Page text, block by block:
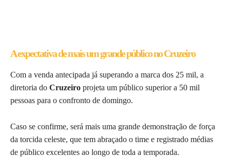
A expectativa de mais um grande público no Cruzeiro
Com a venda antecipada já superando a marca dos 25 mil, a
diretoria do Cruzeiro projeta um público superior a 50 mil
pessoas para o confronto de domingo.
Caso se confirme, será mais uma grande demonstração de força
da torcida celeste, que tem abraçado o time e registrado médias
de público excelentes ao longo de toda a temporada.